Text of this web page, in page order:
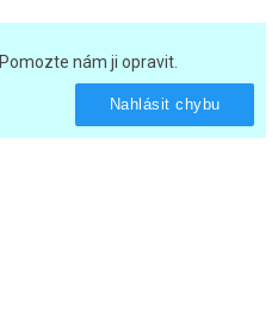
Pomozte nám ji opravit.
Nahlásit chybu